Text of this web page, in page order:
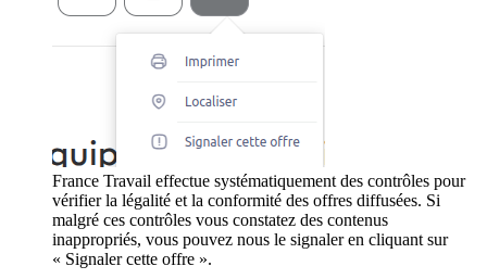
France Travail effectue systématiquement des contrôles pour
vérifier la légalité et la conformité des offres diffusées. Si
malgré ces contrôles vous constatez des contenus
inappropriés, vous pouvez nous le signaler en cliquant sur
« Signaler cette offre ».